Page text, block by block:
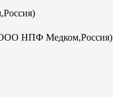
(ООО НПФ Медком,Россия)